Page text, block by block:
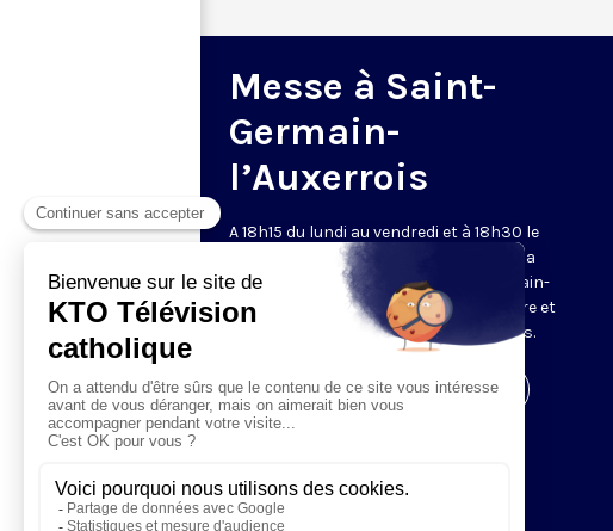
Messe à Saint-
Germain-
l’Auxerrois
A 18h15 du lundi au vendredi et à 18h30 le
samedi et dimanche, KTO retransmet la
messe en direct de l'église Saint-Germain-
l'Auxerrois, grâce au recteur archiprêtre et
aux chapelains de Notre-Dame de Paris.
Visiter la page de l'émission